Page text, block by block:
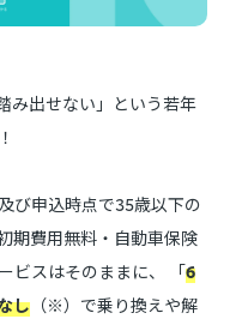
み出せない」という若年
び申込時点で35歳以下の
期費用無料・自動車保険
ビスはそのままに、 「6
し （※）で乗り換えや解